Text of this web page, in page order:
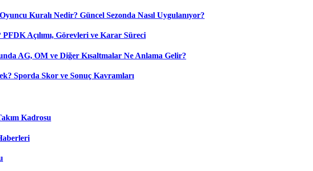
Kuralı Nedir? Güncel Sezonda Nasıl Uygulanıyor?
Açılımı, Görevleri ve Karar Süreci
AG, OM ve Diğer Kısaltmalar Ne Anlama Gelir?
Sporda Skor ve Sonuç Kavramları
Kadrosu